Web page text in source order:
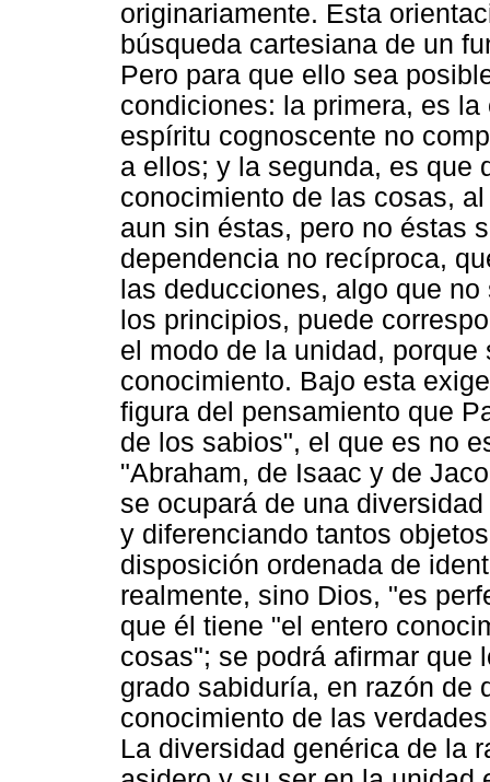
originariamente. Esta
búsqueda cartesiana de un
Pero para que ello sea
condiciones: la primera, es
espíritu cognoscente no
a ellos; y la segunda, es que
conocimiento de las cosas,
aun sin éstas, pero no éstas
dependencia no recíproca,
las deducciones, algo que
los principios, puede
el modo de la unidad,
conocimiento. Bajo esta
figura del pensamiento que
de los sabios", el que es no
"Abraham, de Isaac y de
se ocupará de una
y diferenciando tantos
disposición ordenada de
realmente, sino Dios, "es
que él tiene "el entero
cosas"; se podrá afirmar que
grado sabiduría, en razón de
conocimiento de las
La diversidad genérica de la